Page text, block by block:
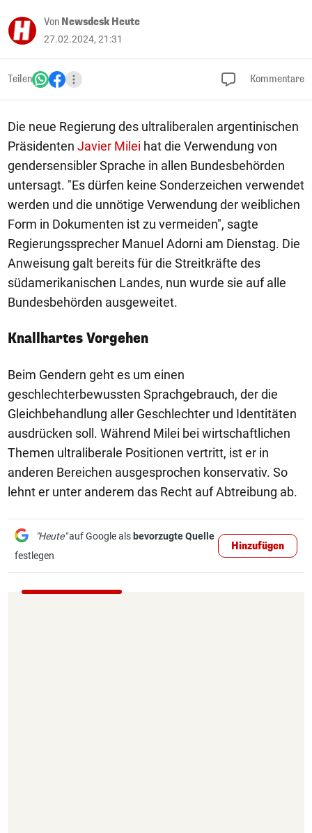
Von Newsdesk Heute
27.02.2024, 21:31
Teilen Kommentare
Die neue Regierung des ultraliberalen argentinischen
Präsidenten Javier Milei hat die Verwendung von
gendersensibler Sprache in allen Bundesbehörden
untersagt. "Es dürfen keine Sonderzeichen verwendet
werden und die unnötige Verwendung der weiblichen
Form in Dokumenten ist zu vermeiden", sagte
Regierungssprecher Manuel Adorni am Dienstag. Die
Anweisung galt bereits für die Streitkräfte des
südamerikanischen Landes, nun wurde sie auf alle
Bundesbehörden ausgeweitet.
Knallhartes Vorgehen
Beim Gendern geht es um einen
geschlechterbewussten Sprachgebrauch, der die
Gleichbehandlung aller Geschlechter und Identitäten
ausdrücken soll. Während Milei bei wirtschaftlichen
Themen ultraliberale Positionen vertritt, ist er in
anderen Bereichen ausgesprochen konservativ. So
lehnt er unter anderem das Recht auf Abtreibung ab.
"Heute"auf Google als bevorzugte Quelle
festlegen
Hinzufügen